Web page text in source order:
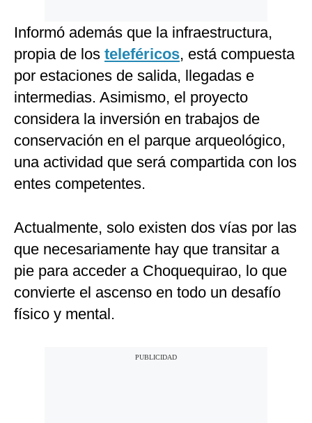
Informó además que la infraestructura,
propia de los teleféricos, está compuesta
por estaciones de salida, llegadas e
intermedias. Asimismo, el proyecto
considera la inversión en trabajos de
conservación en el parque arqueológico,
una actividad que será compartida con los
entes competentes.
Actualmente, solo existen dos vías por las
que necesariamente hay que transitar a
pie para acceder a Choquequirao, lo que
convierte el ascenso en todo un desafío
físico y mental.